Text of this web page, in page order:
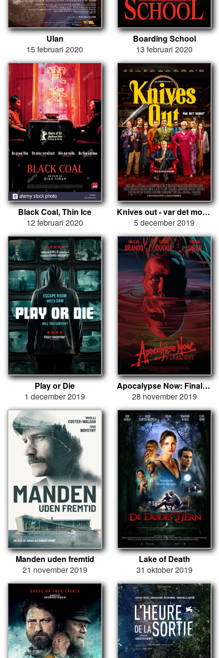
Ulan
15 februari 2020
Boarding School
13 februari 2020
Black Coal, Thin Ice
12 februari 2020
Knives out - var det mord?
5 december 2019
Play or Die
1 december 2019
Apocalypse Now: Final Cut
28 november 2019
Manden uden fremtid
21 november 2019
Lake of Death
31 oktober 2019